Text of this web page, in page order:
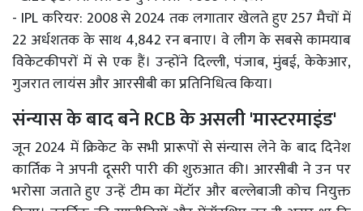
- IPL करियर: 2008 से 2024 तक लगातार खेलते हुए 257 मैचों में
22 अर्धशतक के साथ 4,842 रन बनाए। वे लीग के सबसे कामयाब
विकेटकीपरों में से एक हैं। उन्होंने दिल्ली, पंजाब, मुंबई, केकेआर,
गुजरात लायंस और आरसीबी का प्रतिनिधित्व किया।
संन्यास के बाद बने RCB के असली 'मास्टरमाइंड'
जून 2024 में क्रिकेट के सभी प्रारूपों से संन्यास लेने के बाद दिनेश
कार्तिक ने अपनी दूसरी पारी की शुरुआत की। आरसीबी ने उन पर
भरोसा जताते हुए उन्हें टीम का मेंटॉर और बल्लेबाजी कोच नियुक्त